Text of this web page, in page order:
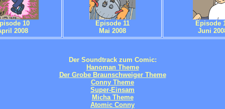
10
2008
Episode 11
Mai 2008
Episode
Juni
Der Soundtrack zum Comic:
Hanoman Theme
Der Grobe Braunschweiger Theme
Conny Theme
Super-Einsam
Micha Theme
Atomic Conny